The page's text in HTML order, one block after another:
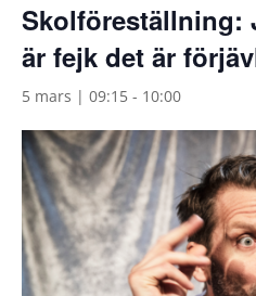
Skolföreställning:
är fejk det är
5 mars | 09:15 - 10:00